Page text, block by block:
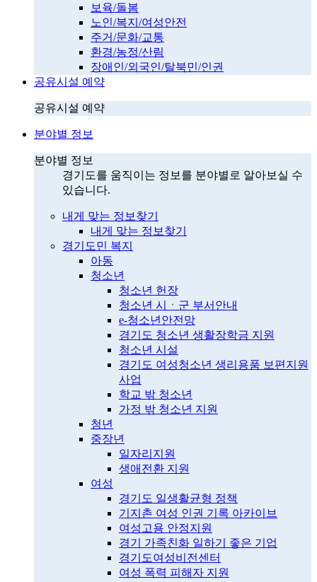
보육/돌봄
노인/복지/여성안전
주거/문화/교통
환경/농정/산림
장애인/외국인/탈북민/인권
공유시설 예약
공유시설 예약
분야별 정보
분야별 정보
경기도를 움직이는 정보를 분야별로 알아보실 수
있습니다.
내게 맞는 정보찾기
내게 맞는 정보찾기
경기도민 복지
아동
청소년
청소년 헌장
청소년 시ㆍ군 부서안내
e-청소년안전망
경기도 청소년 생활장학금 지원
청소년 시설
경기도 여성청소년 생리용품 보편지원
사업
학교 밖 청소년
가정 밖 청소년 지원
청년
중장년
일자리지원
생애전환 지원
여성
경기도 일생활균형 정책
기지촌 여성 인권 기록 아카이브
여성고용 안정지원
경기 가족친화 일하기 좋은 기업
경기도여성비전센터
여성 폭력 피해자 지원